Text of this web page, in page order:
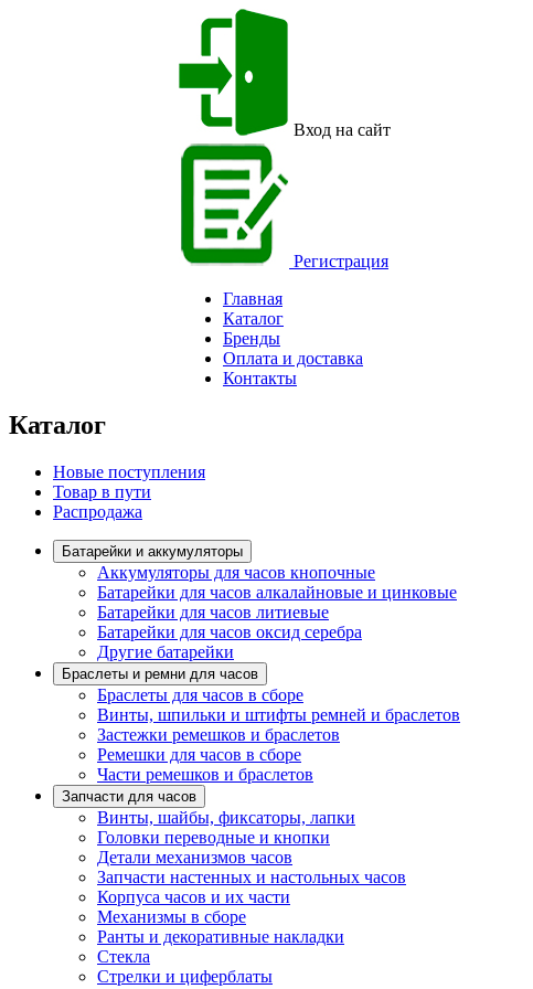
Вход на сайт
Регистрация
Главная
Каталог
Бренды
Оплата и доставка
Контакты
Каталог
Новые поступления
Товар в пути
Распродажа
Батарейки и аккумуляторы
Аккумуляторы для часов кнопочные
Батарейки для часов алкалайновые и цинковые
Батарейки для часов литиевые
Батарейки для часов оксид серебра
Другие батарейки
Браслеты и ремни для часов
Браслеты для часов в сборе
Винты, шпильки и штифты ремней и браслетов
Застежки ремешков и браслетов
Ремешки для часов в сборе
Части ремешков и браслетов
Запчасти для часов
Винты, шайбы, фиксаторы, лапки
Головки переводные и кнопки
Детали механизмов часов
Запчасти настенных и настольных часов
Корпуса часов и их части
Механизмы в сборе
Ранты и декоративные накладки
Стекла
Стрелки и циферблаты